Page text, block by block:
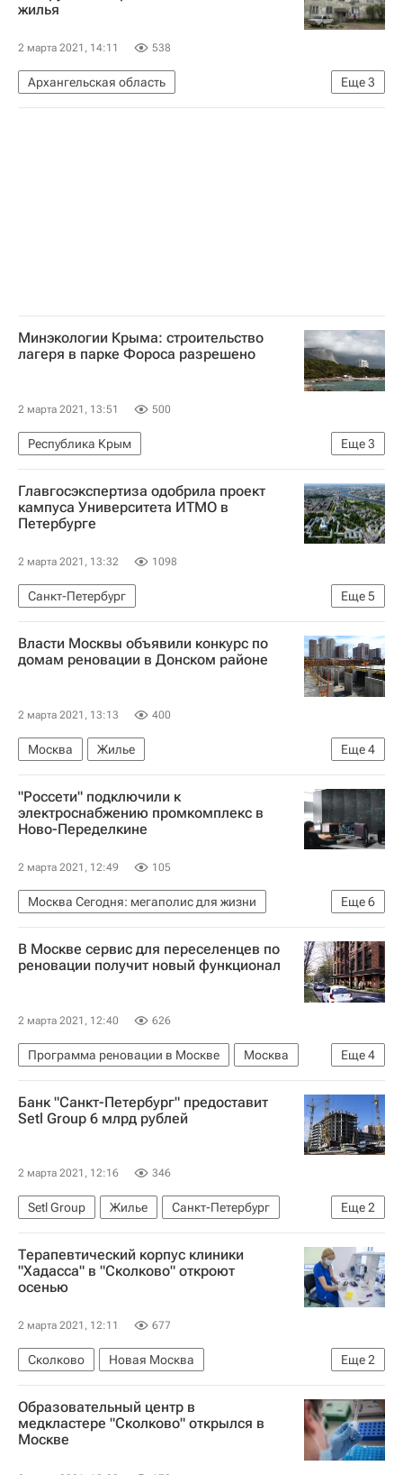
жилья
2 марта 2021, 14:11 538
Еще3
Архангельская область
Александр Цыбульский
Жилье
Минэкологии Крыма: строительство
лагеря в парке Фороса разрешено
2 марта 2021, 13:51 500
Еще3
Республика Крым
Министерство природных ресурсов и экологии РФ (Минприроды России)
Россия
Строительство
Главгосэкспертиза одобрила проект
кампуса Университета ИТМО в
Петербурге
2 марта 2021, 13:32 1098
Еще5
Санкт-Петербург
Санкт-Петербургский университет информационных технологий
Главгосэкспертиза России
Строительство
Власти Москвы объявили конкурс по
домам реновации в Донском районе
2 марта 2021, 13:13 400
Еще4
Москва
Жилье
Программа реновации в Москве
Программа реновации в Москве
Реновация
Строительство
"Россети" подключили к
электроснабжению промкомплекс в
Ново-Переделкине
2 марта 2021, 12:49 105
Еще6
Москва Сегодня: мегаполис для жизни
Московская область (Подмосковье)
Москва
Россети Московский регион
Комплекс городского хозяйства Москвы
Россия
В Москве сервис для переселенцев по
реновации получит новый функционал
2 марта 2021, 12:40 626
Еще4
Программа реновации в Москве
Москва
Программа реновации в Москве
Жилье
Реновация
Строительство
Банк "Санкт-Петербург" предоставит
Setl Group 6 млрд рублей
2 марта 2021, 12:16 346
Еще2
Setl Group Жилье
Санкт-Петербург
Строительство
Девелоперы
Терапевтический корпус клиники
"Хадасса" в "Сколково" откроют
осенью
2 марта 2021, 12:11 677
Еще2
Сколково
Новая Москва
Рафик Загрутдинов
Россия
Образовательный центр в
медкластере "Сколково" открылся в
Москве